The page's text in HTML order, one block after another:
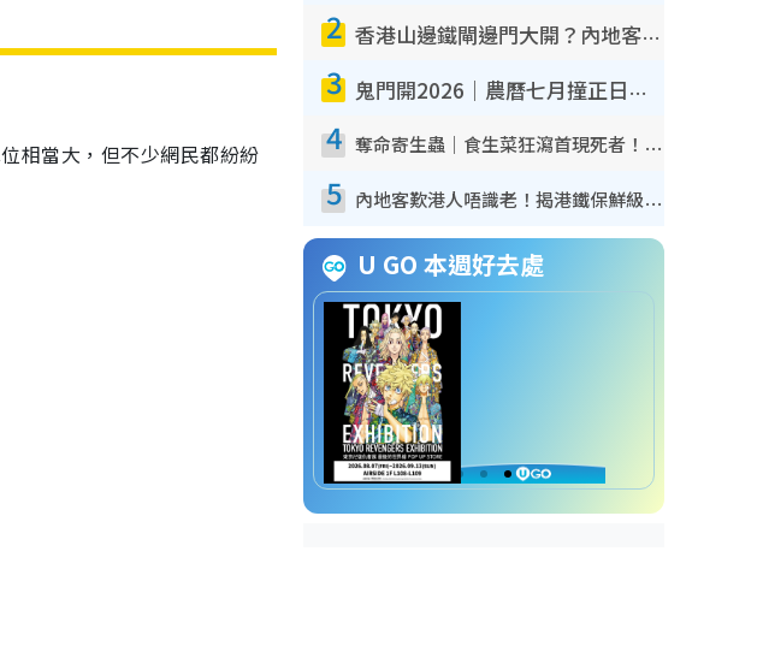
相當大，但不少網民都紛紛
2 香港山邊鐵閘邊門大開？內地客困惑意義何在！網民神回覆：呢種叫法理性防禦
3 鬼門開2026｜農曆七月撞正日全食特別邪？專家警告切忌做一事！揭4大禁忌+2招保平安
4 奪命寄生蟲｜食生菜狂瀉首現死者！疫潮惡化錄1.8萬宗病例 揭洗菜3大謬誤
5 內地客歎港人唔識老！揭港鐵保鮮級冷氣 港人求放過：咪投訴
U GO 本週好去處